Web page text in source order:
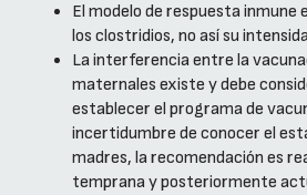
El modelo de respuesta inmune
los clostridios, no así su
La interferencia entre la
maternales existe y debe
establecer el programa de
incertidumbre de conocer el
madres, la recomendación es
temprana y posteriormente